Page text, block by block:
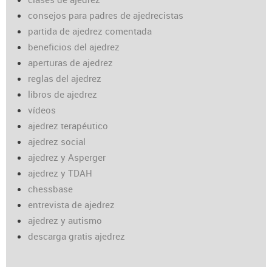
consejos para padres de ajedrecistas
partida de ajedrez comentada
beneficios del ajedrez
aperturas de ajedrez
reglas del ajedrez
libros de ajedrez
vídeos
ajedrez terapéutico
ajedrez social
ajedrez y Asperger
ajedrez y TDAH
chessbase
entrevista de ajedrez
ajedrez y autismo
descarga gratis ajedrez